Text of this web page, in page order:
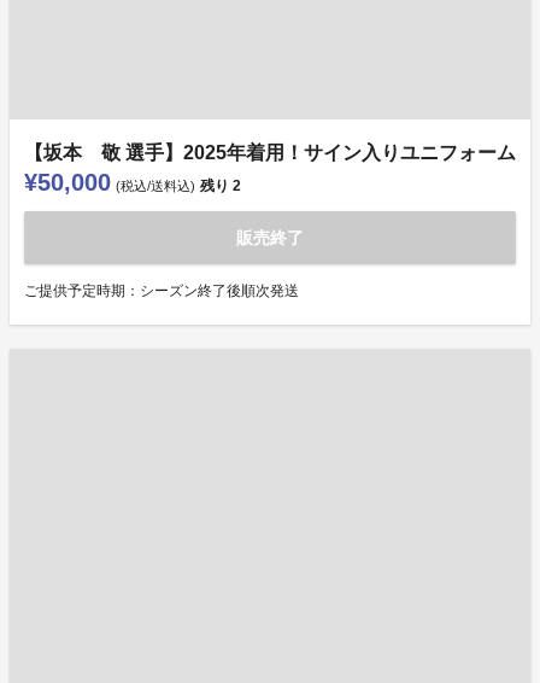
【坂本 敬 選手】2025年着用！サイン入りユニフォーム
¥50,000 (税込/送料込) 残り 2
販売終了
ご提供予定時期：シーズン終了後順次発送